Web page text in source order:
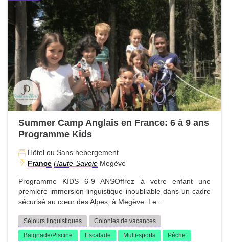
Summer Camp Anglais en France: 6 à 9 ans
Programme Kids
Hôtel ou Sans hebergement
France Haute-Savoie Megève
Programme KIDS 6-9 ANSOffrez à votre enfant une
première immersion linguistique inoubliable dans un cadre
sécurisé au cœur des Alpes, à Megève. Le...
Séjours linguistiques
Colonies de vacances
Baignade/Piscine
Escalade Multi-sports
Pêche